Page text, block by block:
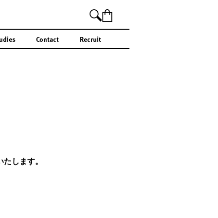
Contact Recruit
します。